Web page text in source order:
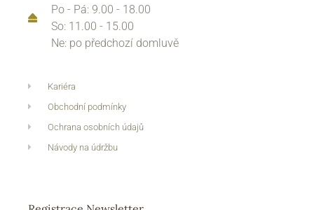
Po - Pá: 9.00 - 18.00
So: 11.00 - 15.00
Ne: po předchozí domluvě
Kariéra
Obchodní podmínky
Ochrana osobních údajů
Návody na údržbu